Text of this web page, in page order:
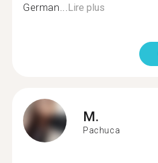
German...Lire plus
M.
Pachuca